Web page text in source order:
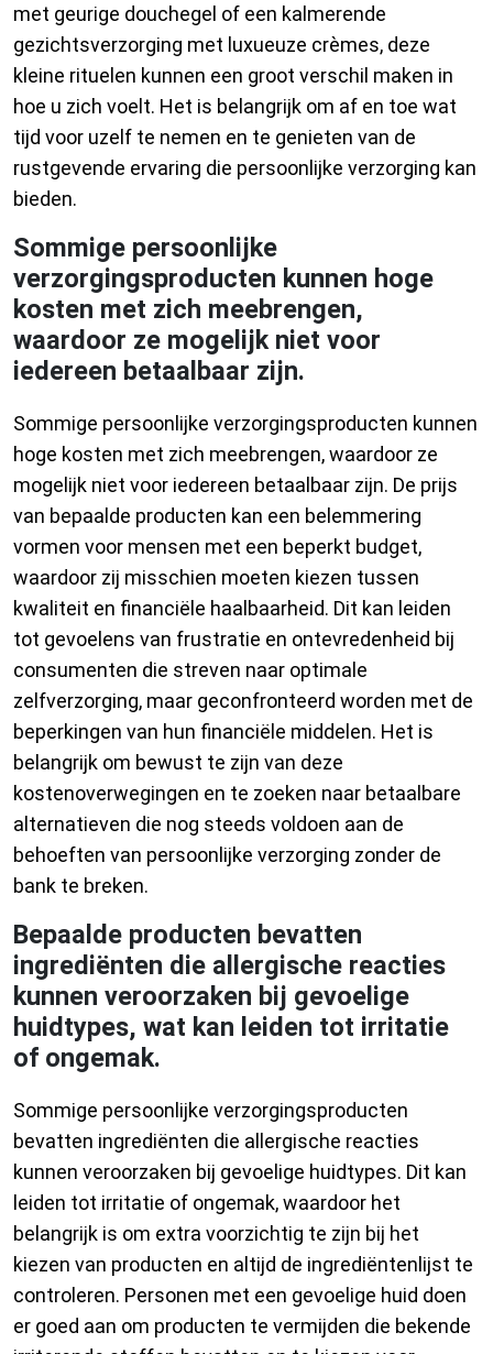
met geurige douchegel of een kalmerende
gezichtsverzorging met luxueuze crèmes, deze
kleine rituelen kunnen een groot verschil maken in
hoe u zich voelt. Het is belangrijk om af en toe wat
tijd voor uzelf te nemen en te genieten van de
rustgevende ervaring die persoonlijke verzorging kan
bieden.
Sommige persoonlijke
verzorgingsproducten kunnen hoge
kosten met zich meebrengen,
waardoor ze mogelijk niet voor
iedereen betaalbaar zijn.
Sommige persoonlijke verzorgingsproducten kunnen
hoge kosten met zich meebrengen, waardoor ze
mogelijk niet voor iedereen betaalbaar zijn. De prijs
van bepaalde producten kan een belemmering
vormen voor mensen met een beperkt budget,
waardoor zij misschien moeten kiezen tussen
kwaliteit en financiële haalbaarheid. Dit kan leiden
tot gevoelens van frustratie en ontevredenheid bij
consumenten die streven naar optimale
zelfverzorging, maar geconfronteerd worden met de
beperkingen van hun financiële middelen. Het is
belangrijk om bewust te zijn van deze
kostenoverwegingen en te zoeken naar betaalbare
alternatieven die nog steeds voldoen aan de
behoeften van persoonlijke verzorging zonder de
bank te breken.
Bepaalde producten bevatten
ingrediënten die allergische reacties
kunnen veroorzaken bij gevoelige
huidtypes, wat kan leiden tot irritatie
of ongemak.
Sommige persoonlijke verzorgingsproducten
bevatten ingrediënten die allergische reacties
kunnen veroorzaken bij gevoelige huidtypes. Dit kan
leiden tot irritatie of ongemak, waardoor het
belangrijk is om extra voorzichtig te zijn bij het
kiezen van producten en altijd de ingrediëntenlijst te
controleren. Personen met een gevoelige huid doen
er goed aan om producten te vermijden die bekende